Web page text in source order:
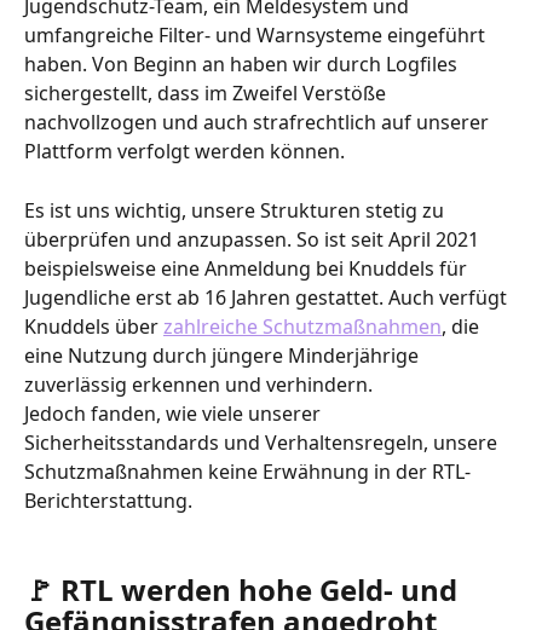
Jugendschutz-Team, ein Meldesystem und
umfangreiche Filter- und Warnsysteme eingeführt
haben. Von Beginn an haben wir durch Logfiles
sichergestellt, dass im Zweifel Verstöße
nachvollzogen und auch strafrechtlich auf unserer
Plattform verfolgt werden können.
Es ist uns wichtig, unsere Strukturen stetig zu
überprüfen und anzupassen. So ist seit April 2021
beispielsweise eine Anmeldung bei Knuddels für
Jugendliche erst ab 16 Jahren gestattet. Auch verfügt
Knuddels über zahlreiche Schutzmaßnahmen, die
eine Nutzung durch jüngere Minderjährige
zuverlässig erkennen und verhindern.
Jedoch fanden, wie viele unserer
Sicherheitsstandards und Verhaltensregeln, unsere
Schutzmaßnahmen keine Erwähnung in der RTL-
Berichterstattung.
🚩 RTL werden hohe Geld- und
Gefängnisstrafen angedroht